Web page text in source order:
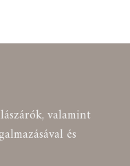
valamint
és